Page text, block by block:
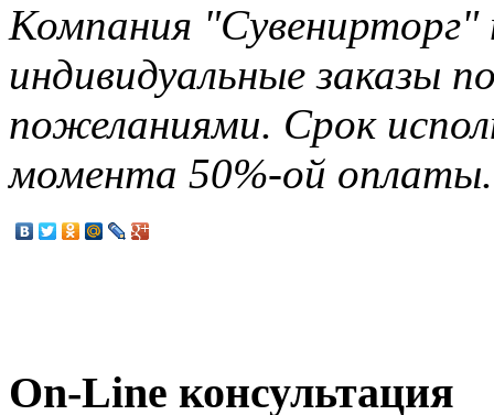
Компания "Сувенирторг"
индивидуальные заказы
пожеланиями. Срок
момента 50%-ой оплаты.
On-Line консультация